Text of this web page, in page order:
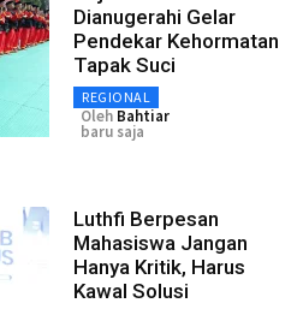
Dianugerahi Gelar
Pendekar Kehormatan
Tapak Suci
REGIONAL
Oleh Bahtiar
baru saja
Luthfi Berpesan
Mahasiswa Jangan
Hanya Kritik, Harus
Kawal Solusi